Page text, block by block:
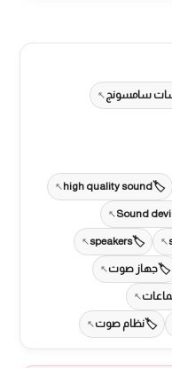
سامسونج
high quality sound
Sound
speakers
جهاز صوت
نظام صوت